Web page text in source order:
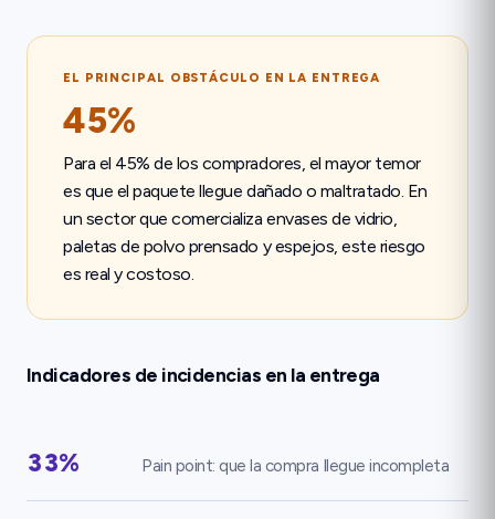
EL PRINCIPAL OBSTÁCULO EN LA ENTREGA
45%
Para el 45% de los compradores, el mayor temor
es que el paquete llegue dañado o maltratado. En
un sector que comercializa envases de vidrio,
paletas de polvo prensado y espejos, este riesgo
es real y costoso.
Indicadores de incidencias en la entrega
33% Pain point: que la compra llegue incompleta